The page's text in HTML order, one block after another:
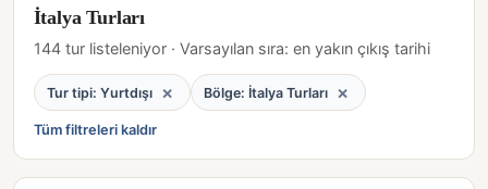
İtalya Turları
144 tur listeleniyor · Varsayılan sıra: en yakın çıkış tarihi
Tur tipi: Yurtdışı × Bölge: İtalya Turları ×
Tüm filtreleri kaldır